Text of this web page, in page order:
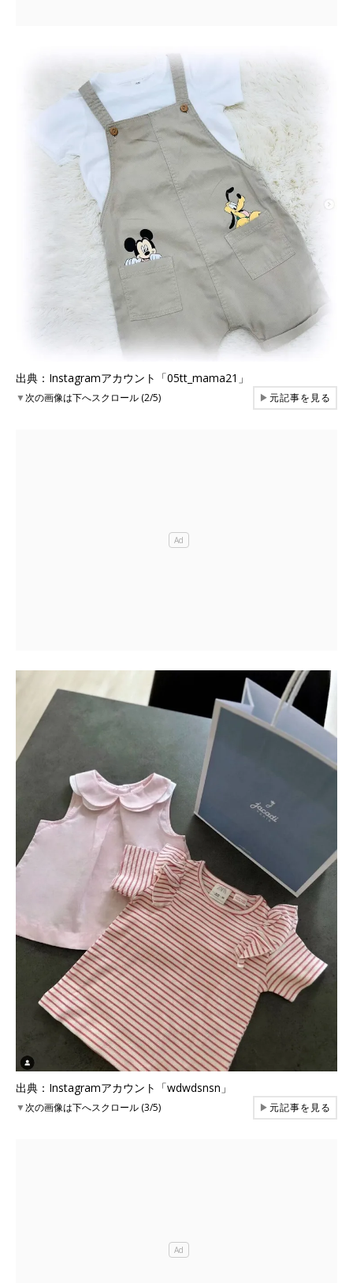
出典：Instagramアカウント「05tt_mama21」
▼次の画像は下へスクロール (2/5) ▶元記事を見る
出典：Instagramアカウント「wdwdsnsn」
▼次の画像は下へスクロール (3/5) ▶元記事を見る